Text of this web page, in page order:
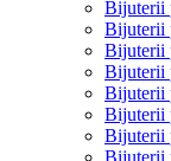
Bijuterii
Bijuterii
Bijuterii
Bijuterii
Bijuterii
Bijuterii
Bijuterii
Bijuterii